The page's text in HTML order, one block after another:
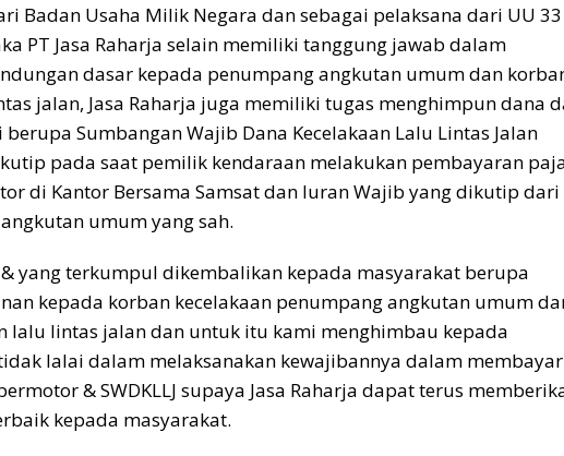
Badan Usaha Milik Negara dan sebagai pelaksana dari UU
PT Jasa Raharja selain memiliki tanggung jawab dalam
dasar kepada penumpang angkutan umum dan
jalan, Jasa Raharja juga memiliki tugas menghimpun dana
Sumbangan Wajib Dana Kecelakaan Lalu Lintas Jalan
pada saat pemilik kendaraan melakukan pembayaran
di Kantor Bersama Samsat dan Iuran Wajib yang dikutip dari
umum yang sah.
yang terkumpul dikembalikan kepada masyarakat berupa
kepada korban kecelakaan penumpang angkutan umum
lalu lintas jalan dan untuk itu kami menghimbau kepada
lalai dalam melaksanakan kewajibannya dalam membayar
& SWDKLLJ supaya Jasa Raharja dapat terus
kepada masyarakat.